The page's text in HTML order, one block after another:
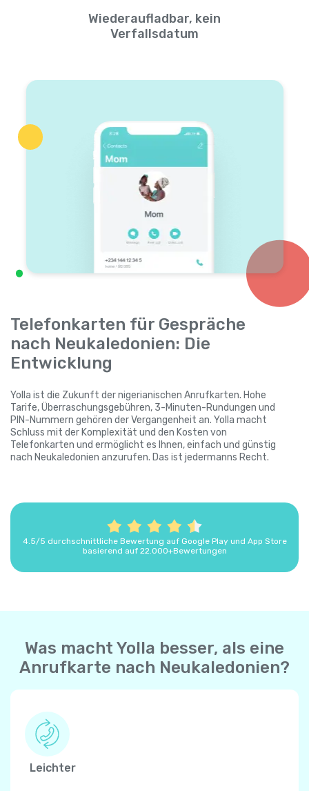
Wiederaufladbar, kein
Verfallsdatum
Telefonkarten für Gespräche
nach Neukaledonien: Die
Entwicklung
Yolla ist die Zukunft der nigerianischen Anrufkarten. Hohe
Tarife, Überraschungsgebühren, 3-Minuten-Rundungen und
PIN-Nummern gehören der Vergangenheit an. Yolla macht
Schluss mit der Komplexität und den Kosten von
Telefonkarten und ermöglicht es Ihnen, einfach und günstig
nach Neukaledonien anzurufen. Das ist jedermanns Recht.
4.5/5 durchschnittliche Bewertung auf Google Play und App Store
basierend auf 22.000+Bewertungen
Was macht Yolla besser, als eine
Anrufkarte nach Neukaledonien?
Leichter